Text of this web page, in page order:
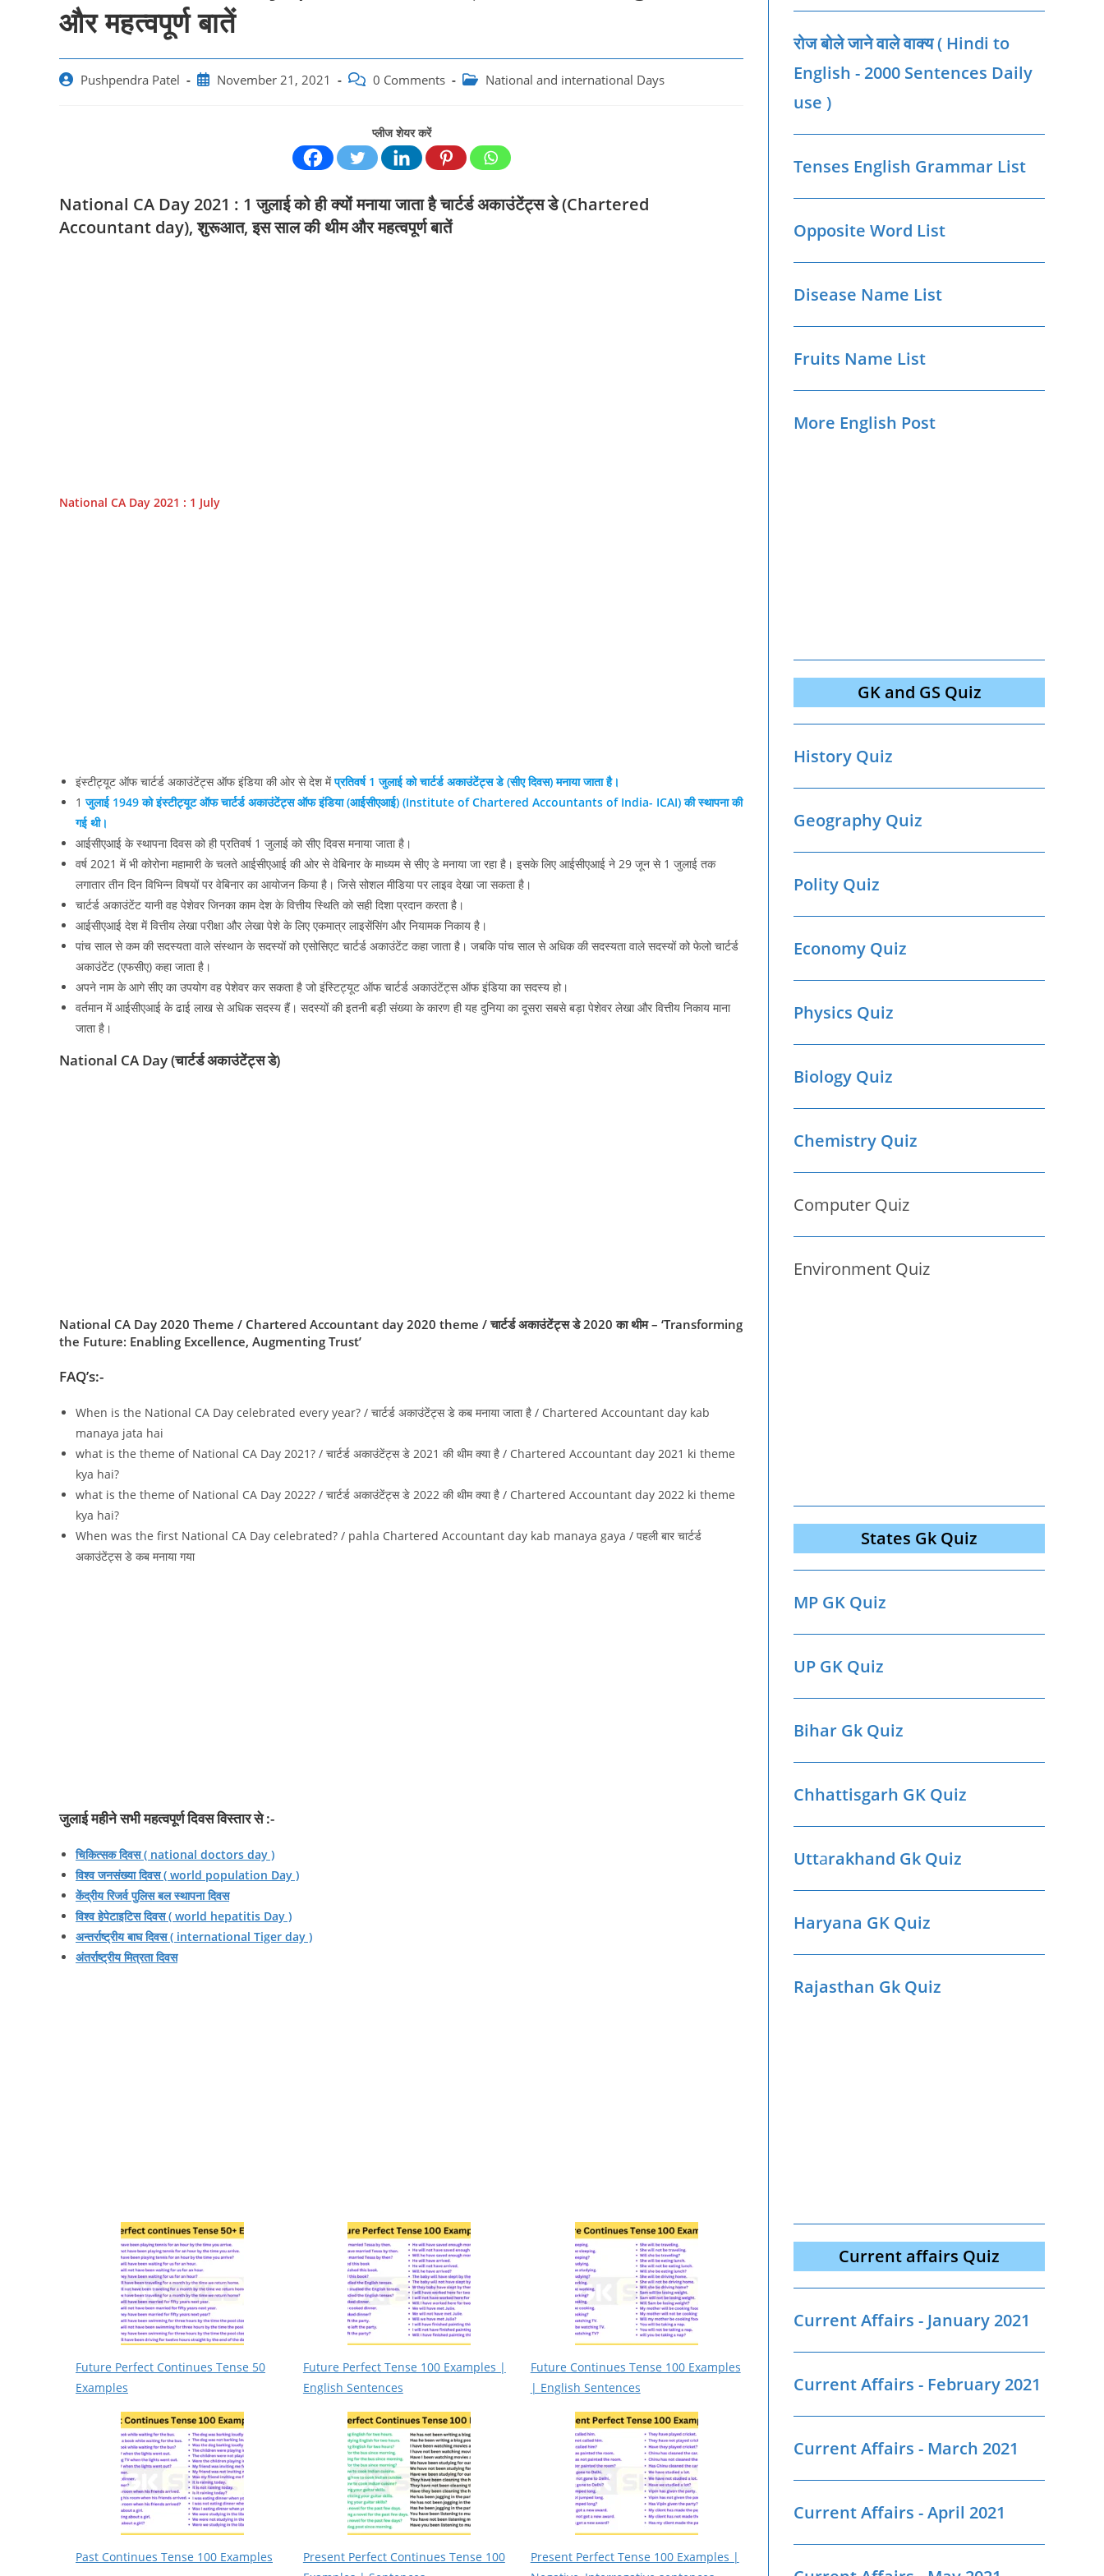
और महत्‍वपूर्ण बातें
Post Pushpendra Patel
PostNovember 21, 2021
Post 0 Comments
Post National and international Days
प्लीज शेयर करें
National CA Day 2021 : 1 जुलाई को ही क्‍योंं मनाया जाता है चार्टर्ड अकाउंटेंट्स डे (Chartered
Accountant day), शुरूआत, इस साल की थीम और महत्‍वपूर्ण बातें
National CA Day 2021 : 1 July
इंस्टीट्यूट ऑफ चार्टर्ड अकाउंटेंट्स ऑफ इंडिया की ओर से देश मेंप्रतिवर्ष 1 जुलाई को चार्टर्ड अकाउंटेंट्स डे (सीए दिवस) मनाया जाता है।
1 जुलाई 1949 को इंस्टीट्यूट ऑफ चार्टर्ड अकाउंटेंट्स ऑफ इंडिया (आईसीएआई) (Institute of Chartered Accountants of India- ICAI) की स्थापना की
गई थी।
आईसीएआई के स्थापना दिवस को ही प्रतिवर्ष 1 जुलाई को सीए दिवस मनाया जाता है।
वर्ष 2021 में भी कोरोना महामारी के चलते आईसीएआई की ओर से वेबिनार के माध्यम से सीए डे मनाया जा रहा है। इसके लिए आईसीएआई ने 29 जून से 1 जुलाई तक
लगातार तीन दिन विभिन्न विषयों पर वेबिनार का आयोजन किया है। जिसे सोशल मीडिया पर लाइव देखा जा सकता है।
चार्टर्ड अकाउंटेंट यानी वह पेशेवर जिनका काम देश के वित्तीय स्थिति को सही दिशा प्रदान करता है।
आईसीएआई देश में वित्तीय लेखा परीक्षा और लेखा पेशे के लिए एकमात्र लाइसेंसिंग और नियामक निकाय है।
पांच साल से कम की सदस्यता वाले संस्थान के सदस्यों को एसोसिएट चार्टर्ड अकाउंटेंट कहा जाता है। जबकि पांच साल से अधिक की सदस्यता वाले सदस्यों को फेलो चार्टर्ड
अकाउंटेंट (एफसीए) कहा जाता है।
अपने नाम के आगे सीए का उपयोग वह पेशेवर कर सकता है जो इंस्टिट्यूट ऑफ चार्टर्ड अकाउंटेंट्स ऑफ इंडिया का सदस्य हो।
वर्तमान में आईसीएआई के ढाई लाख से अधिक सदस्य हैं। सदस्यों की इतनी बड़ी संख्या के कारण ही यह दुनिया का दूसरा सबसे बड़ा पेशेवर लेखा और वित्तीय निकाय माना
जाता है।
National CA Day (चार्टर्ड अकाउंटेंट्स डे)
National CA Day 2020 Theme / Chartered Accountant day 2020 theme / चार्टर्ड अकाउंटेंट्स डे 2020 का थीम – ‘Transforming
the Future: Enabling Excellence, Augmenting Trust’
FAQ’s:-
When is the National CA Day celebrated every year? / चार्टर्ड अकाउंटेंट्स डे कब मनाया जाता है / Chartered Accountant day kab
manaya jata hai
what is the theme of National CA Day 2021? / चार्टर्ड अकाउंटेंट्स डे 2021 की थीम क्‍या है / Chartered Accountant day 2021 ki theme
kya hai?
what is the theme of National CA Day 2022? / चार्टर्ड अकाउंटेंट्स डे 2022 की थीम क्‍या है / Chartered Accountant day 2022 ki theme
kya hai?
When was the first National CA Day celebrated? / pahla Chartered Accountant day kab manaya gaya / पहली बार चार्टर्ड
अकाउंटेंट्स डे कब मनाया गया
जुलाई महीने सभी महत्‍वपूर्ण दिवस विस्‍तार से :-
चिकित्सक दिवस ( national doctors day )
विश्व जनसंख्या दिवस ( world population Day )
केंद्रीय रिजर्व पुलिस बल स्थापना दिवस
विश्व हेपेटाइटिस दिवस ( world hepatitis Day )
अन्तर्राष्ट्रीय बाघ दिवस ( international Tiger day )
अंतर्राष्ट्रीय मित्रता दिवस
Future Perfect Continues Tense 50
Examples
Future Perfect Tense 100 Examples |
English Sentences
Future Continues Tense 100 Examples
| English Sentences
Past Continues Tense 100 Examples
Present Perfect Continues Tense 100
Present Perfect Tense 100 Examples |
रोज बोले जाने वाले वाक्‍य ( Hindi to
English - 2000 Sentences Daily
use )
Tenses English Grammar List
Opposite Word List
Disease Name List
Fruits Name List
More English Post
GK and GS Quiz
History Quiz
Geography Quiz
Polity Quiz
Economy Quiz
Physics Quiz
Biology Quiz
Chemistry Quiz
Computer Quiz
Environment Quiz
States Gk Quiz
MP GK Quiz
UP GK Quiz
Bihar Gk Quiz
Chhattisgarh GK Quiz
Uttarakhand Gk Quiz
Haryana GK Quiz
Rajasthan Gk Quiz
Current affairs Quiz
Current Affairs - January 2021
Current Affairs - February 2021
Current Affairs - March 2021
Current Affairs - April 2021